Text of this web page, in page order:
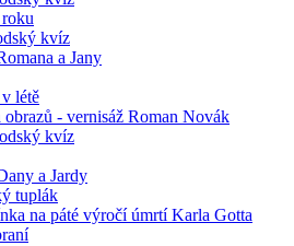
kvíz
a Jany
létě
obrazů - vernisáž Roman Novák
kvíz
a Jardy
tuplák
na páté výročí úmrtí Karla Gotta